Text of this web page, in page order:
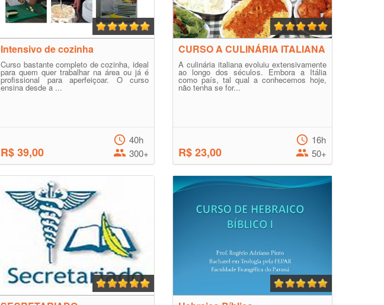
Intensivo de cozinha
Curso bastante completo de cozinha, ideal
para quem quer trabalhar na área ou já é
profissional para aperfeiçoar. O curso
ensina desde a ...
R$ 39,00
40h
300+
CURSO A CULINÁRIA ITALIANA
A culinária italiana evoluiu extensivamente
ao longo dos séculos. Embora a Itália
como país, tal qual a conhecemos hoje,
não tenha se for...
R$ 23,00
16h
50+